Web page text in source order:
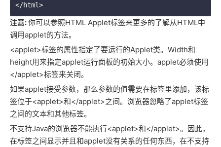
注意:你可以参照HTML Applet标签来更多的了解从HTML中
调用applet的方法。
<applet>标签的属性指定了要运行的Applet类。Width和
height用来指定applet运行面板的初始大小。applet必须使用
</applet>标签来关闭。
如果applet接受参数，那么参数的值需要在标签里添加，该标
签位于<applet>和</applet>之间。浏览器忽略了applet标签
之间的文本和其他标签。
不支持Java的浏览器不能执行<applet>和</applet>。因此，
在标签之间显示并且和applet没有关系的任何东西，在不支持